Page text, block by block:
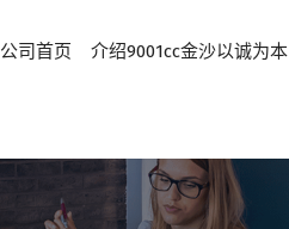
公司首页 介绍9001cc金沙以诚为本